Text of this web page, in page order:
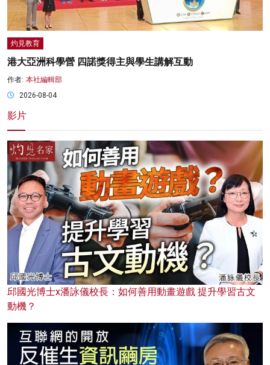
灼見教育
港大亞洲科學營 四諾獎得主與學生講解互動
作者: 本社編輯部
2026-08-04
影片
邱國光博士x潘詠儀校長：如何善用動畫遊戲 提升學習古文
動機？